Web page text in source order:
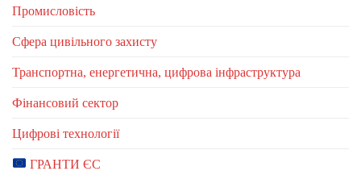
Промисловість
Сфера цивільного захисту
Транспортна, енергетична, цифрова інфраструктура
Фінансовий сектор
Цифрові технології
ГРАНТИ ЄС